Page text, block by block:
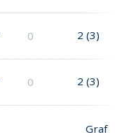
0 2 (3)
0 2 (3)
Graf